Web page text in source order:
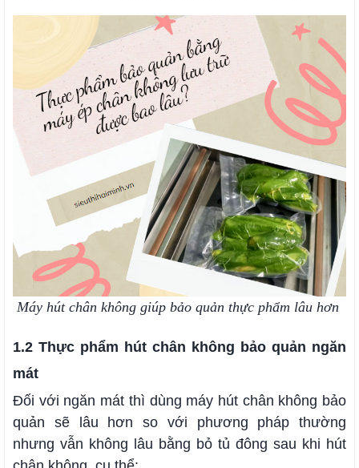
Máy hút chân không giúp bảo quản thực phẩm lâu hơn
1.2 Thực phẩm hút chân không bảo quản ngăn
mát
Đối với ngăn mát thì dùng máy hút chân không bảo
quản sẽ lâu hơn so với phương pháp thường
nhưng vẫn không lâu bằng bỏ tủ đông sau khi hút